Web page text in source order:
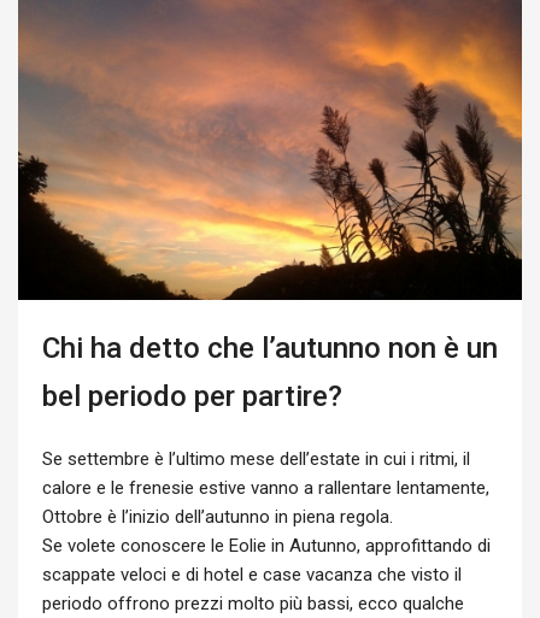
Chi ha detto che l’autunno non è un
bel periodo per partire?
Se settembre è l’ultimo mese dell’estate in cui i ritmi, il
calore e le frenesie estive vanno a rallentare lentamente,
Ottobre è l’inizio dell’autunno in piena regola.
Se volete conoscere le Eolie in Autunno, approfittando di
scappate veloci e di hotel e case vacanza che visto il
periodo offrono prezzi molto più bassi, ecco qualche